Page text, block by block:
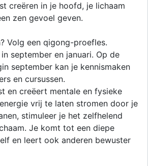
creëren in je hoofd, je lichaam
zen gevoel geven.
Volg een qigong-proefles.
september en januari. Op de
september kan je kennismaken
en cursussen.
en creëert mentale en fysieke
vrij te laten stromen door je
stimuleer je het zelfhelend
Je komt tot een diepe
en leert ook anderen bewuster